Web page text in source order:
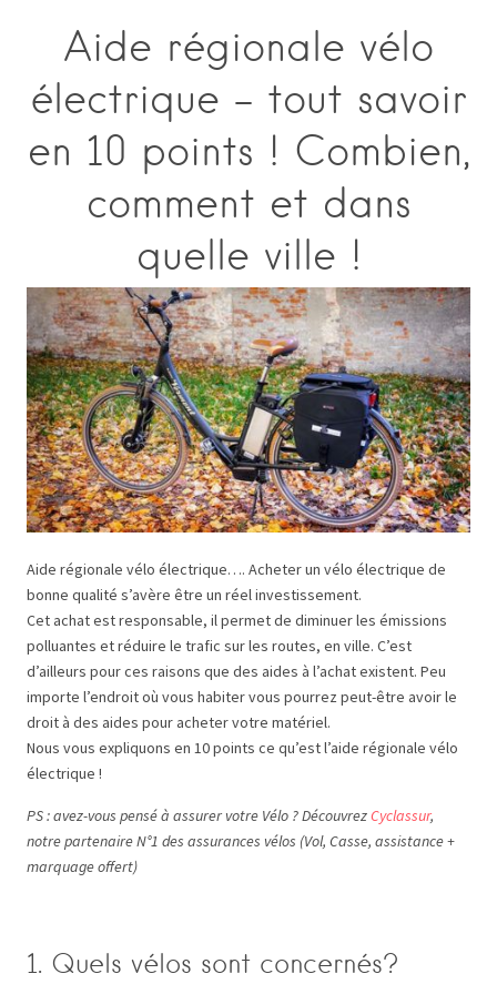
Aide régionale vélo
électrique – tout savoir
en 10 points ! Combien,
comment et dans
quelle ville !
Aide régionale vélo électrique…. Acheter un vélo électrique de
bonne qualité s’avère être un réel investissement.
Cet achat est responsable, il permet de diminuer les émissions
polluantes et réduire le trafic sur les routes, en ville. C’est
d’ailleurs pour ces raisons que des aides à l’achat existent. Peu
importe l’endroit où vous habiter vous pourrez peut-être avoir le
droit à des aides pour acheter votre matériel.
Nous vous expliquons en 10 points ce qu’est l’aide régionale vélo
électrique !
PS : avez-vous pensé à assurer votre Vélo ? DécouvrezCyclassur,
notre partenaire N°1 des assurances vélos (Vol, Casse, assistance +
marquage offert)
1. Quels vélos sont concernés?